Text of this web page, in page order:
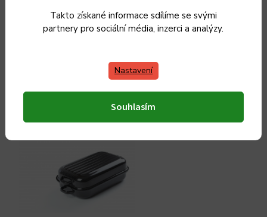
Takto získané informace sdílíme se svými
partnery pro sociální média, inzerci a analýzy.
Nastavení
Souhlasím
smaltovaný
dvoupekáč
cm, síla plechu 1,2
mm